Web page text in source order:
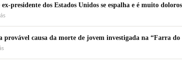
ex-presidente dos Estados Unidos se espalha e é muito
provável causa da morte de jovem investigada na “Farra do